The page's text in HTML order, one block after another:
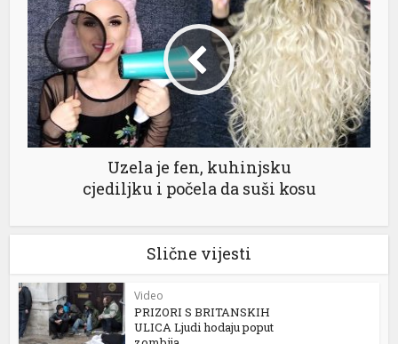
Uzela je fen, kuhinjsku
cjediljku i počela da suši kosu
Slične vijesti
Video
PRIZORI S BRITANSKIH
ULICA Ljudi hodaju poput